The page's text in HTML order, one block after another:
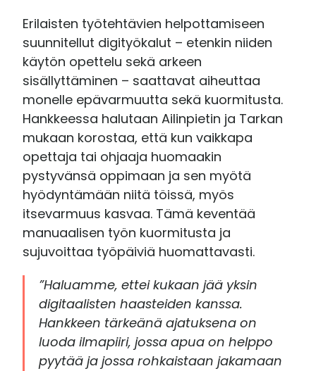
Erilaisten työtehtävien helpottamiseen
suunnitellut digityökalut – etenkin niiden
käytön opettelu sekä arkeen
sisällyttäminen – saattavat aiheuttaa
monelle epävarmuutta sekä kuormitusta.
Hankkeessa halutaan Ailinpietin ja Tarkan
mukaan korostaa, että kun vaikkapa
opettaja tai ohjaaja huomaakin
pystyvänsä oppimaan ja sen myötä
hyödyntämään niitä töissä, myös
itsevarmuus kasvaa. Tämä keventää
manuaalisen työn kuormitusta ja
sujuvoittaa työpäiviä huomattavasti.
”Haluamme, ettei kukaan jää yksin
digitaalisten haasteiden kanssa.
Hankkeen tärkeänä ajatuksena on
luoda ilmapiiri, jossa apua on helppo
pyytää ja jossa rohkaistaan jakamaan